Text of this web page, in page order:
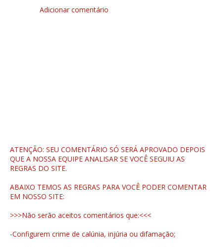
Adicionar comentário
ATENÇÃO: SEU COMENTÁRIO SÓ SERÁ APROVADO DEPOIS
QUE A NOSSA EQUIPE ANALISAR SE VOCÊ SEGUIU AS
REGRAS DO SITE.
ABAIXO TEMOS AS REGRAS PARA VOCÊ PODER COMENTAR
EM NOSSO SITE:
>>>Não serão aceitos comentários que:<<<
-Configurem crime de calúnia, injúria ou difamação;